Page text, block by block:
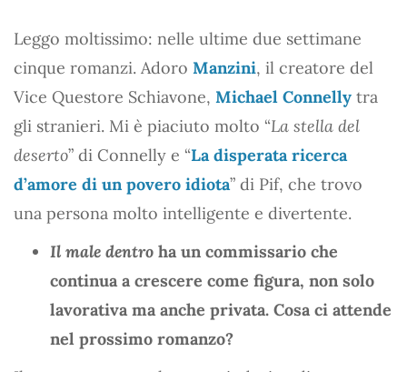
Leggo moltissimo: nelle ultime due settimane
cinque romanzi. Adoro Manzini, il creatore del
Vice Questore Schiavone, Michael Connelly tra
gli stranieri. Mi è piaciuto molto “La stella del
deserto” di Connelly e “La disperata ricerca
d’amore di un povero idiota” di Pif, che trovo
una persona molto intelligente e divertente.
Il male dentro ha un commissario che
continua a crescere come figura, non solo
lavorativa ma anche privata. Cosa ci attende
nel prossimo romanzo?